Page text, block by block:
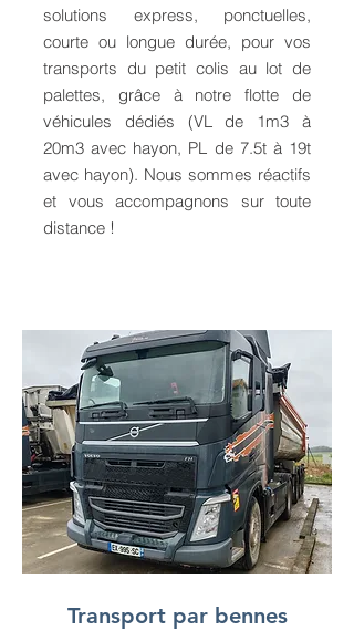
solutions express, ponctuelles,
courte ou longue durée, pour vos
transports du petit colis au lot de
palettes, grâce à notre flotte de
véhicules dédiés (VL de 1m3 à
20m3 avec hayon, PL de 7.5t à 19t
avec hayon). Nous sommes réactifs
et vous accompagnons sur toute
distance !
Transport par bennes